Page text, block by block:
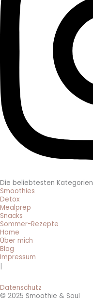
Die beliebtesten Kategorien
Smoothies
Detox
Mealprep
Snacks
Sommer-Rezepte
Home
Über mich
Blog
Impressum
|
Datenschutz
© 2025 Smoothie & Soul